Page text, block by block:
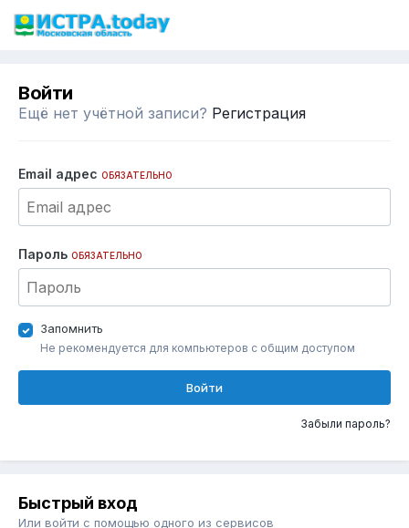
Войти
Ещё нет учётной записи? Регистрация
Email адрес ОБЯЗАТЕЛЬНО
Пароль ОБЯЗАТЕЛЬНО
Запомнить
Не рекомендуется для компьютеров с общим доступом
Войти
Забыли пароль?
Быстрый вход
Или войти с помощью одного из сервисов